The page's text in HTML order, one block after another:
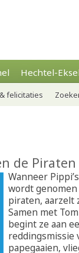
Hechtel-
felicitaties
de Piraten
Wanneer
wordt
piraten, aarzelt
Samen met
begint ze aan
reddingsmissie
papegaaien,